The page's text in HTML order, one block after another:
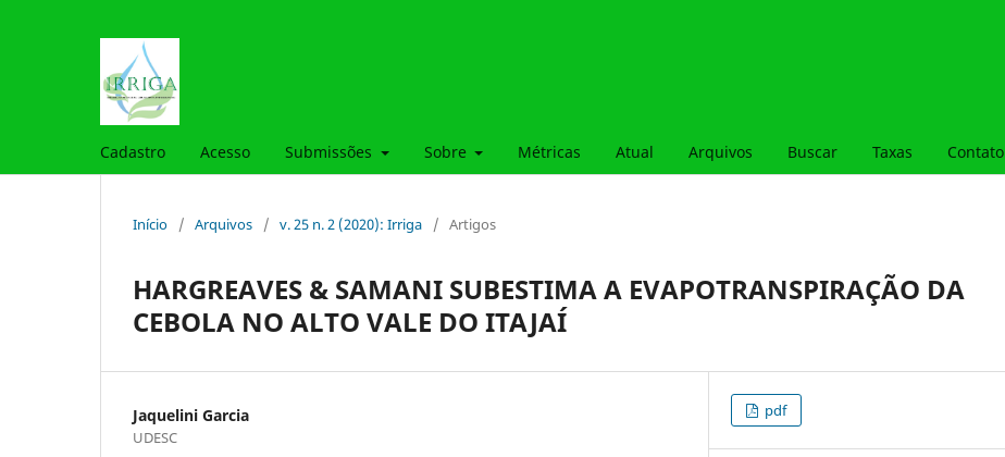
Cadastro Acesso Submissões Sobre Métricas Atual Arquivos Buscar Taxas Contato
Início / Arquivos / v. 25 n. 2 (2020): Irriga / Artigos
HARGREAVES & SAMANI SUBESTIMA A EVAPOTRANSPIRAÇÃO DA
CEBOLA NO ALTO VALE DO ITAJAÍ
Jaquelini Garcia
UDESC
pdf